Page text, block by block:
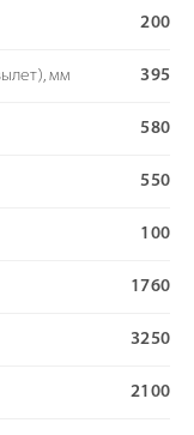
200
мм 395
580
550
100
1760
3250
2100